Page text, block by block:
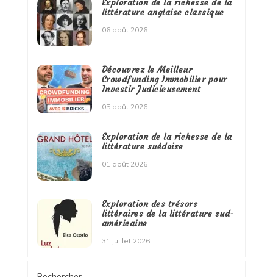
Exploration de la richesse de la
littérature anglaise classique
06 août 2026
Découvrez le Meilleur
Crowdfunding Immobilier pour
Investir Judicieusement
05 août 2026
Exploration de la richesse de la
littérature suédoise
01 août 2026
Exploration des trésors
littéraires de la littérature sud-
américaine
31 juillet 2026